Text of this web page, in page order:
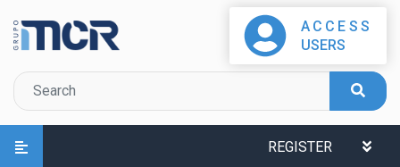
ACCESS
USERS
REGISTER